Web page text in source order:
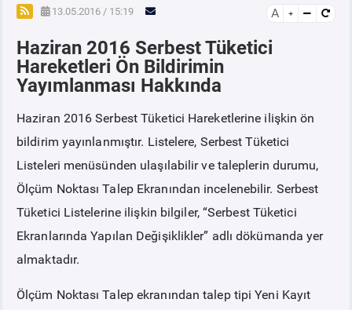
SPOT ELEKTRİK PİYASALARI
ÖRNEK FİNANS BELGELERİ
VADELİ ELEKTRİK PİYASASI
PİYASAKAYITSÜRECİ
SERBEST TÜKETİCİ
MALİ UZLAŞTIRMA
13.05.2016 / 15:19 A
Haziran 2016 Serbest Tüketici
Hareketleri Ön Bildirimin
Yayımlanması Hakkında
Haziran 2016 Serbest Tüketici Hareketlerine ilişkin ön
bildirim yayınlanmıştır. Listelere, Serbest Tüketici
Listeleri menüsünden ulaşılabilir ve taleplerin durumu,
Ölçüm Noktası Talep Ekranından incelenebilir. Serbest
Tüketici Listelerine ilişkin bilgiler, “Serbest Tüketici
Ekranlarında Yapılan Değişiklikler” adlı dökümanda yer
almaktadır.
Ölçüm Noktası Talep ekranından talep tipi Yeni Kayıt